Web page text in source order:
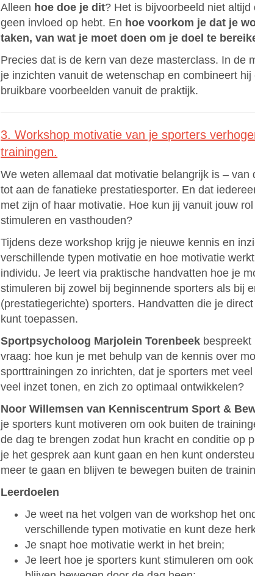
Alleen hoe doe je dit? Het is bijvoorbeeld niet
geen invloed op hebt. En hoe voorkom je dat je
taken, van wat je moet doen om je doel te
Precies dat is de kern van deze masterclass. In de
je inzichten vanuit de wetenschap en combineert
bruikbare voorbeelden vanuit de praktijk.
3. Workshop motivatie van je sporters
trainingen.
We weten allemaal dat motivatie belangrijk is – van
tot aan de fanatieke prestatiesporter. En dat
met zijn of haar motivatie. Hoe kun jij vanuit jouw
stimuleren en vasthouden?
Tijdens deze workshop krijg je nieuwe kennis en
verschillende typen motivatie en hoe motivatie
individu. Je leert via praktische handvatten hoe je
stimuleren bij zowel bij beginnende sporters als bij
(prestatiegerichte) sporters. Handvatten die je
kunt toepassen.
Sportpsycholoog Marjolein Torenbeek bespreekt
vraag: hoe kun je met behulp van de kennis over
sporttrainingen zo inrichten, dat je sporters met
veel inzet tonen, en zich zo optimaal ontwikkelen?
Noor Willemsen van Kenniscentrum Sport &
je sporters kunt motiveren om ook buiten de
de dag te brengen zodat hun kracht en conditie op
je het gesprek aan kunt gaan en hen kunt
meer te gaan en blijven te bewegen buiten de
Leerdoelen
Je weet na het volgen van de workshop het
verschillende typen motivatie en kunt deze
Je snapt hoe motivatie werkt in het brein;
Je leert hoe je sporters kunt stimuleren om